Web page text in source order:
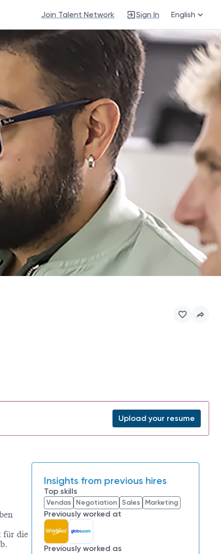
Join Talent Network Sign In English
Upload your resume
für die
Insights from previous hires
Top skills
Vendas Negotiation Sales Marketing
Previously worked at
Previously worked as